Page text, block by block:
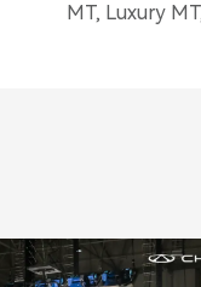
MT, Luxury